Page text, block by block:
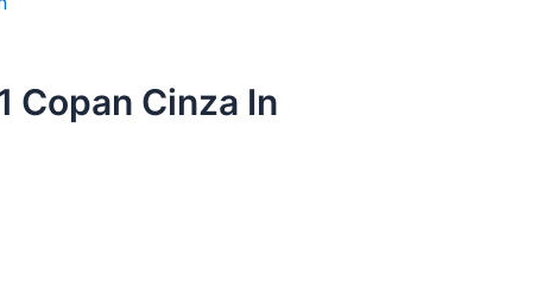
Copan Cinza In